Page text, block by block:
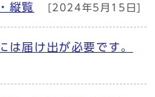
縦覧 [2024年5月15日]
は届け出が必要です。